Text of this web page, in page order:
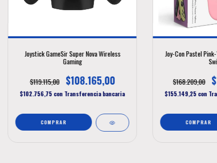
Joystick GameSir Super Nova Wireless
Gaming
$119.115,00
$108.165,00
$102.756,75 con Transferencia bancaria
Joy-Con Pastel
$168.209,00
$155.149,25 con